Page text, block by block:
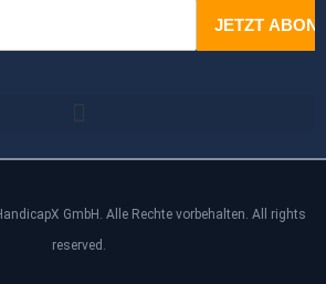
GmbH. Alle Rechte vorbehalten. All rights
reserved.